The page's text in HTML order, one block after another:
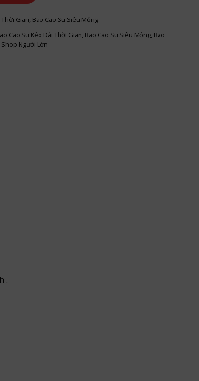
Thời Gian, Bao Cao Su Siêu Mỏng
Cao Su Kéo Dài Thời Gian, Bao Cao Su Siêu Mỏng, Bao
Shop Người Lớn
.